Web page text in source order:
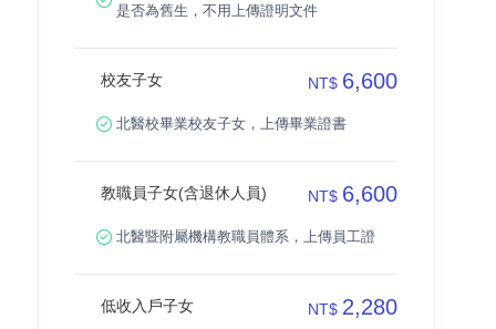
是否為舊生，不用上傳證明文件
校友子女 NT$ 6,600
北醫校畢業校友子女，上傳畢業證書
教職員子女(含退休人員) NT$ 6,600
北醫暨附屬機構教職員體系，上傳員工證
低收入戶子女 NT$ 2,280